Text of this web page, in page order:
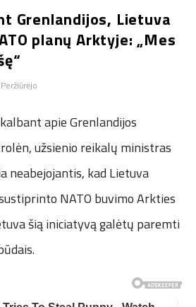
Grenlandijos, Lietuva
planų Arktyje: „Mes
apie Grenlandijos
užsienio reikalų ministras
neabejojantis, kad Lietuva
NATO buvimo Arkties
šią iniciatyvą galėtų paremti